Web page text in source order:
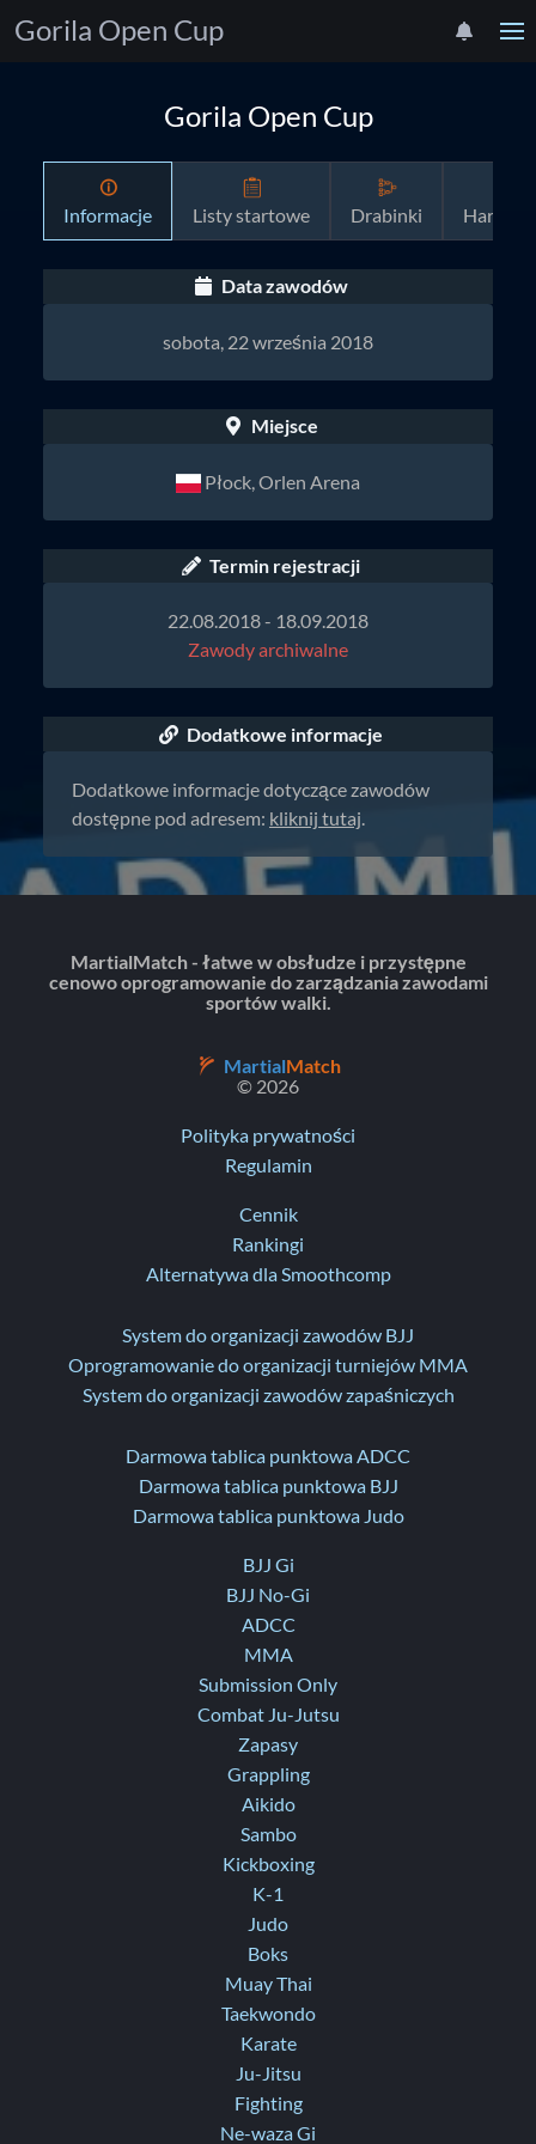
Gorila Open Cup
Gorila Open Cup
Informacje Listy startowe Drabinki
Data zawodów
sobota, 22 września 2018
Miejsce
Płock, Orlen Arena
Termin rejestracji
22.08.2018 - 18.09.2018
Zawody archiwalne
Dodatkowe informacje
Dodatkowe informacje dotyczące zawodów
dostępne pod adresem: kliknij tutaj.
MartialMatch - łatwe w obsłudze i przystępne
cenowo oprogramowanie do zarządzania zawodami
sportów walki.
MartialMatch
© 2026
Polityka prywatności
Regulamin
Cennik
Rankingi
Alternatywa dla Smoothcomp
System do organizacji zawodów BJJ
Oprogramowanie do organizacji turniejów MMA
System do organizacji zawodów zapaśniczych
Darmowa tablica punktowa ADCC
Darmowa tablica punktowa BJJ
Darmowa tablica punktowa Judo
BJJ Gi
BJJ No-Gi
ADCC
MMA
Submission Only
Combat Ju-Jutsu
Zapasy
Grappling
Aikido
Sambo
Kickboxing
K-1
Judo
Boks
Muay Thai
Taekwondo
Karate
Ju-Jitsu
Fighting
Ne-waza Gi